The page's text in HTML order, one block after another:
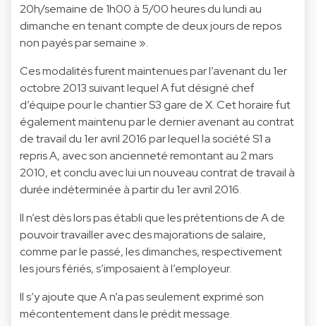
20h/semaine de 1h00 à 5/00 heures du lundi au
dimanche en tenant compte de deux jours de repos
non payés par semaine ».
Ces modalités furent maintenues par l’avenant du 1er
octobre 2013 suivant lequel A fut désigné chef
d’équipe pour le chantier S3 gare de X. Cet horaire fut
également maintenu par le dernier avenant au contrat
de travail du 1er avril 2016 par lequel la société S1 a
repris A, avec son ancienneté remontant au 2 mars
2010, et conclu avec lui un nouveau contrat de travail à
durée indéterminée à partir du 1er avril 2016.
Il n’est dès lors pas établi que les prétentions de A de
pouvoir travailler avec des majorations de salaire,
comme par le passé, les dimanches, respectivement
les jours fériés, s’imposaient à l’employeur.
Il s’y ajoute que A n’a pas seulement exprimé son
mécontentement dans le prédit message.